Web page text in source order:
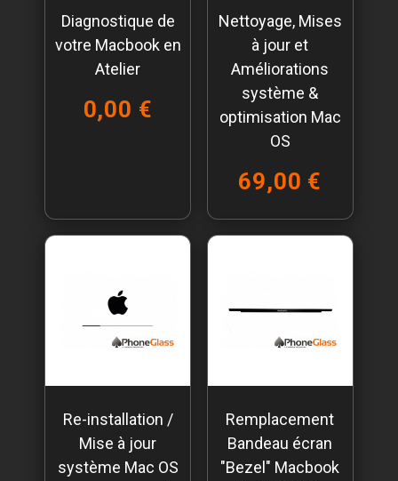
Diagnostique de
votre Macbook en
Atelier
0,00 €
Nettoyage, Mises
à jour et
Améliorations
système &
optimisation Mac
OS
69,00 €
Re-installation /
Mise à jour
système Mac OS
Remplacement
Bandeau écran
"Bezel" Macbook